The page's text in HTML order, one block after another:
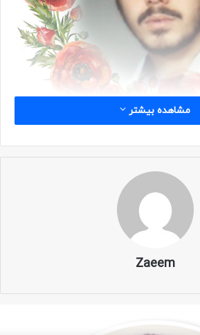
شناسه
مشاهده بیشتر
Zaeem